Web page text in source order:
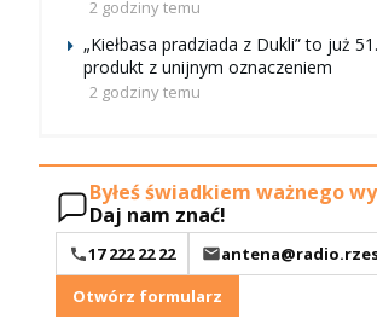
2 godziny temu
„Kiełbasa pradziada z Dukli” to już
produkt z unijnym oznaczeniem
2 godziny temu
Byłeś świadkiem ważnego
Daj nam znać!
17 222 22 22
Otwórz formularz